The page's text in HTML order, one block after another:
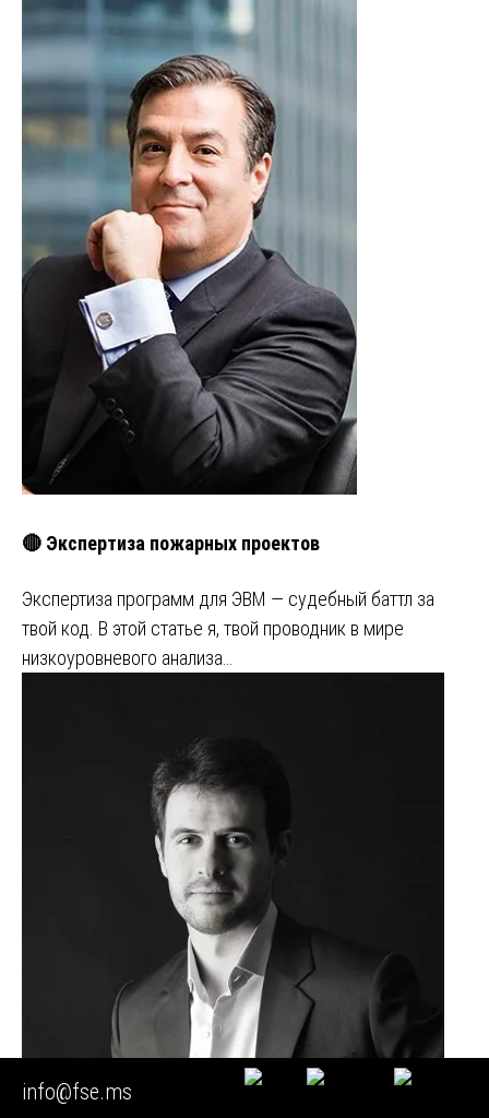
🔴 Экспертиза пожарных проектов
Экспертиза программ для ЭВМ — судебный баттл за
твой код. В этой статье я, твой проводник в мире
низкоуровневого анализа…
info@fse.ms